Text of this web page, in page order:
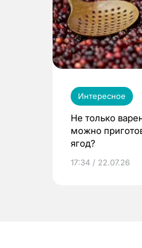
Интересное
Не только
можно
ягод?
17:34 / 22.07.26